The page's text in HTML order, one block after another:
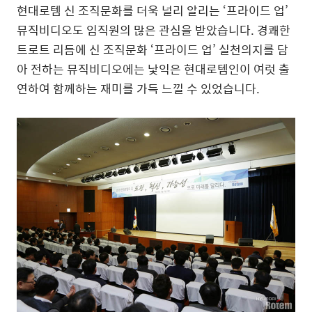
현대로템 신 조직문화를 더욱 널리 알리는 ‘프라이드 업’
뮤직비디오도 임직원의 많은 관심을 받았습니다. 경쾌한
트로트 리듬에 신 조직문화 ‘프라이드 업’ 실천의지를 담
아 전하는 뮤직비디오에는 낯익은 현대로템인이 여럿 출
연하여 함께하는 재미를 가득 느낄 수 있었습니다.